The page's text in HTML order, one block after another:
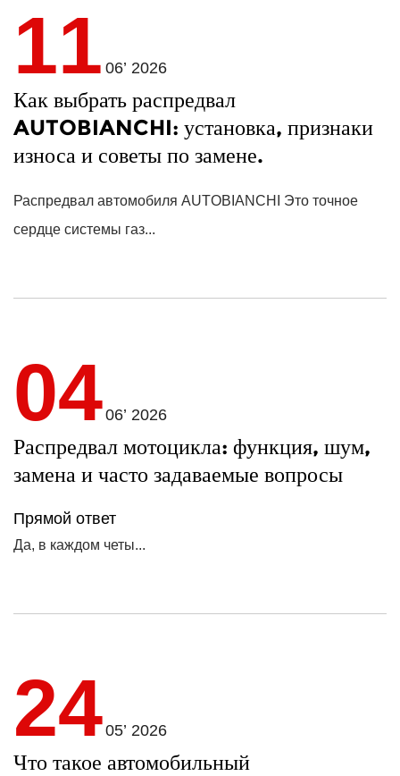
11 06’ 2026
Как выбрать распредвал
AUTOBIANCHI: установка, признаки
износа и советы по замене.
Распредвал автомобиля AUTOBIANCHI Это точное
сердце системы газ...
0406’ 2026
Распредвал мотоцикла: функция, шум,
замена и часто задаваемые вопросы
Прямой ответ
Да, в каждом четы...
2405’ 2026
Что такое автомобильный